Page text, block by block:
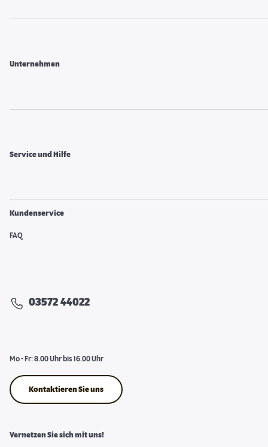
Unternehmen
Service und Hilfe
Kundenservice
FAQ
03572 44022
Mo - Fr: 8.00 Uhr bis 16.00 Uhr
Kontaktieren Sie uns
Vernetzen Sie sich mit uns!